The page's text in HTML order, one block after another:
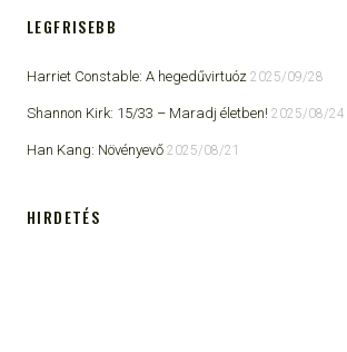
LEGFRISEBB
Harriet Constable: A hegedűvirtuóz 2025/09/28
Shannon Kirk: 15/33 ​– Maradj életben! 2025/08/24
Han Kang: Növényevő 2025/08/21
HIRDETÉS